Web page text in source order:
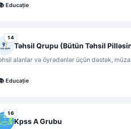
Educație
14
Təhsil Qrupu (Bütün Təhsil
alanlar və öyrədənlər üçün dəstək,
Educație
16
Kpss A Grubu